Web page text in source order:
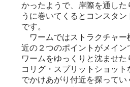
かったようで、岸際を通した
うに巻いてくるとコンスタン
です。
ワームではストラクチャー
近の２つのポイントがメイン
ワームをゆっくりと沈ませ
コリグ・スプリットショッ
でかけあがり付近を探って